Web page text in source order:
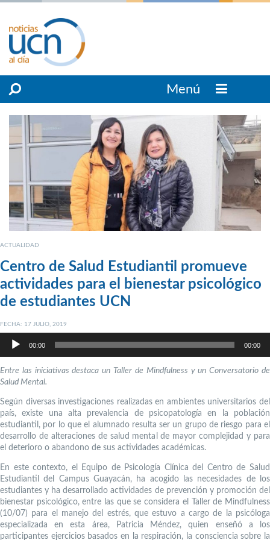
Menú
ACTUALIDAD
Centro de Salud Estudiantil promueve
actividades para el bienestar psicológico
de estudiantes UCN
FECHA: 17 JULIO, 2019
audio
00:00 00:00
Entre las iniciativas destaca un Taller de Mindfulness y un Conversatorio de
Salud Mental.
Según diversas investigaciones realizadas en ambientes universitarios del
país, existe una alta prevalencia de psicopatología en la población
estudiantil, por lo que el alumnado resulta ser un grupo de riesgo para el
desarrollo de alteraciones de salud mental de mayor complejidad y para
el deterioro o abandono de sus actividades académicas.
En este contexto, el Equipo de Psicología Clínica del Centro de Salud
Estudiantil del Campus Guayacán, ha acogido las necesidades de los
estudiantes y ha desarrollado actividades de prevención y promoción del
bienestar psicológico, entre las que se considera el Taller de Mindfulness
(10/07) para el manejo del estrés, que estuvo a cargo de la psicóloga
especializada en esta área, Patricia Méndez, quien enseñó a los
participantes ejercicios basados en la respiración, la consciencia sobre la